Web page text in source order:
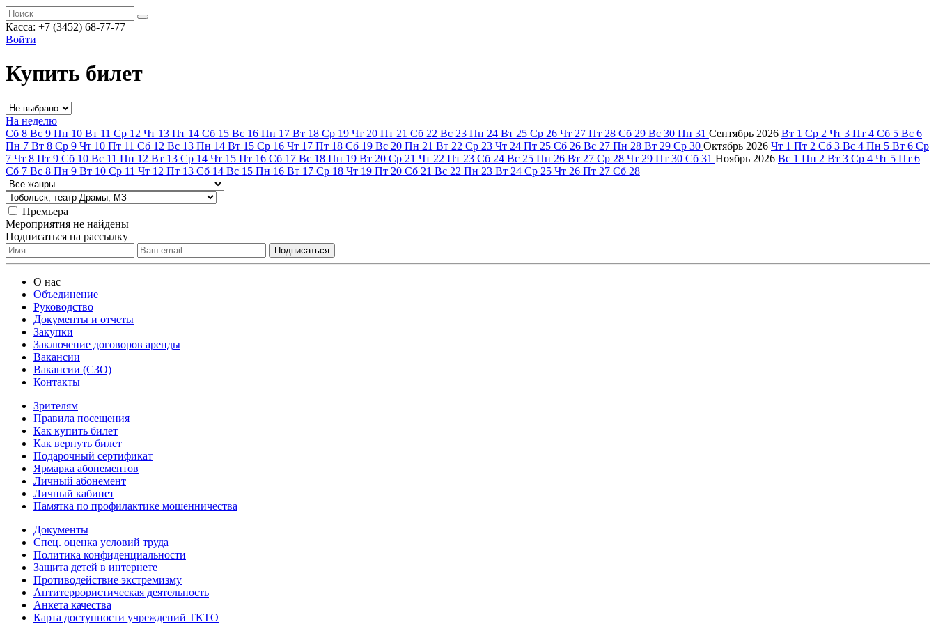
Касса: +7 (3452) 68-77-77
Войти
Купить билет
На неделю
Сб 8 Вс 9 Пн 10 Вт 11 Ср 12 Чт 13 Пт 14 Сб 15 Вс 16 Пн 17 Вт 18 Ср 19 Чт 20 Пт 21 Сб 22 Вс 23 Пн 24 Вт 25 Ср 26 Чт 27 Пт 28 Сб 29 Вс 30 Пн 31 Сентябрь 2026 Вт 1 Ср 2 Чт 3 Пт 4 Сб 5 Вс 6
Пн 7 Вт 8 Ср 9 Чт 10 Пт 11 Сб 12 Вс 13 Пн 14 Вт 15 Ср 16 Чт 17 Пт 18 Сб 19 Вс 20 Пн 21 Вт 22 Ср 23 Чт 24 Пт 25 Сб 26 Вс 27 Пн 28 Вт 29 Ср 30 Октябрь 2026 Чт 1 Пт 2 Сб 3 Вс 4 Пн 5 Вт 6 Ср
7 Чт 8 Пт 9 Сб 10 Вс 11 Пн 12 Вт 13 Ср 14 Чт 15 Пт 16 Сб 17 Вс 18 Пн 19 Вт 20 Ср 21 Чт 22 Пт 23 Сб 24 Вс 25 Пн 26 Вт 27 Ср 28 Чт 29 Пт 30 Сб 31 Ноябрь 2026 Вс 1 Пн 2 Вт 3 Ср 4 Чт 5 Пт 6
Сб 7 Вс 8 Пн 9 Вт 10 Ср 11 Чт 12 Пт 13 Сб 14 Вс 15 Пн 16 Вт 17 Ср 18 Чт 19 Пт 20 Сб 21 Вс 22 Пн 23 Вт 24 Ср 25 Чт 26 Пт 27 Сб 28
Премьера
Мероприятия не найдены
Подписаться на рассылку
О нас
Объединение
Руководство
Документы и отчеты
Закупки
Заключение договоров аренды
Вакансии
Вакансии (СЗО)
Контакты
Зрителям
Правила посещения
Как купить билет
Как вернуть билет
Подарочный сертификат
Ярмарка абонементов
Личный абонемент
Личный кабинет
Памятка по профилактике мошенничества
Документы
Спец. оценка условий труда
Политика конфиденциальности
Защита детей в интернете
Противодействие экстремизму
Антитеррористическая деятельность
Анкета качества
Карта доступности учреждений ТКТО